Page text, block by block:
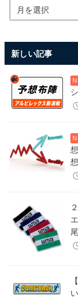
新しい記事